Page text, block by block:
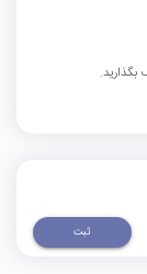
بگذارید.
ثبت